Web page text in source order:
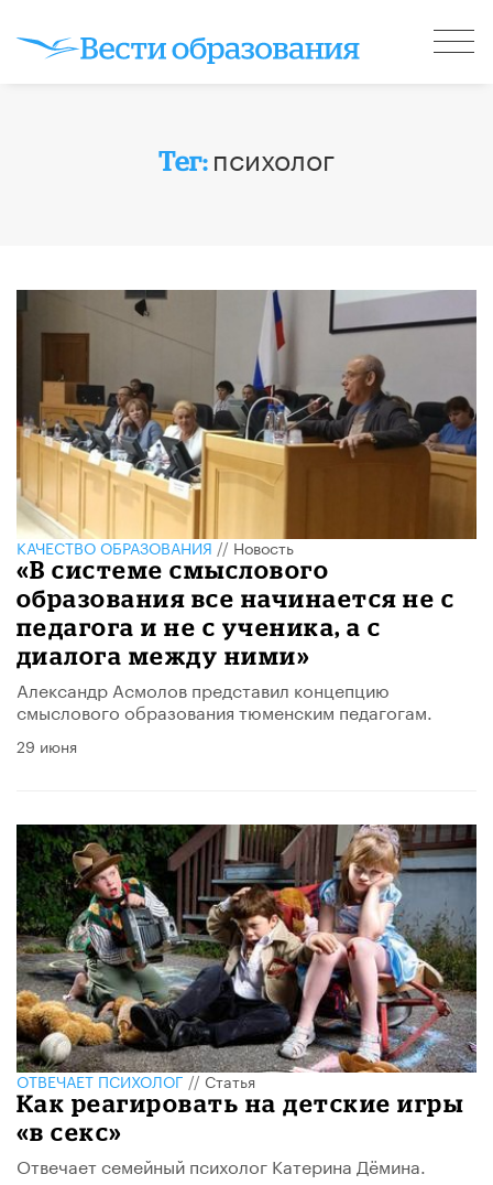
Тег: психолог
КАЧЕСТВО ОБРАЗОВАНИЯ//Новость
«В системе смыслового
образования все начинается не с
педагога и не с ученика, а с
диалога между ними»
Александр Асмолов представил концепцию
смыслового образования тюменским педагогам.
29 июня
ОТВЕЧАЕТ ПСИХОЛОГ//Статья
Как реагировать на детские игры
«в секс»
Отвечает семейный психолог Катерина Дёмина.